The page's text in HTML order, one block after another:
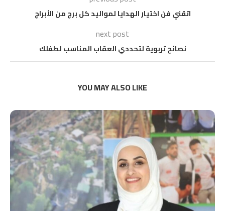
اتقني فن اختيار الهدايا لمواليد كل برج من الأبراج
next post
نصائح تربوية لتحددي العقاب المناسب لطفلك
YOU MAY ALSO LIKE